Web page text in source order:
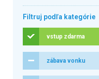
Filtruj podľa kategórie
vstup zdarma
zábava vonku